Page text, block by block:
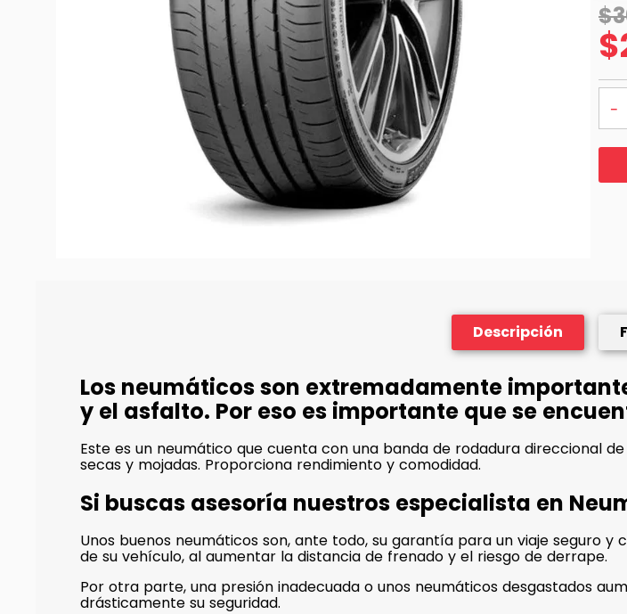
$
$
－
Descripción
Los neumáticos son extremadamente
y el asfalto. Por eso es importante que se
Este es un neumático que cuenta con una banda de rodadura direccional
secas y mojadas. Proporciona rendimiento y comodidad.
Si buscas asesoría nuestros especialista en
Unos buenos neumáticos son, ante todo, su garantía para un viaje seguro
de su vehículo, al aumentar la distancia de frenado y el riesgo de derrape.
Por otra parte, una presión inadecuada o unos neumáticos desgastados
drásticamente su seguridad.